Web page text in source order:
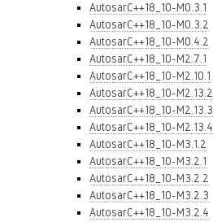
AutosarC++18_10-M0.3.1
AutosarC++18_10-M0.3.2
AutosarC++18_10-M0.4.2
AutosarC++18_10-M2.7.1
AutosarC++18_10-M2.10.1
AutosarC++18_10-M2.13.2
AutosarC++18_10-M2.13.3
AutosarC++18_10-M2.13.4
AutosarC++18_10-M3.1.2
AutosarC++18_10-M3.2.1
AutosarC++18_10-M3.2.2
AutosarC++18_10-M3.2.3
AutosarC++18_10-M3.2.4